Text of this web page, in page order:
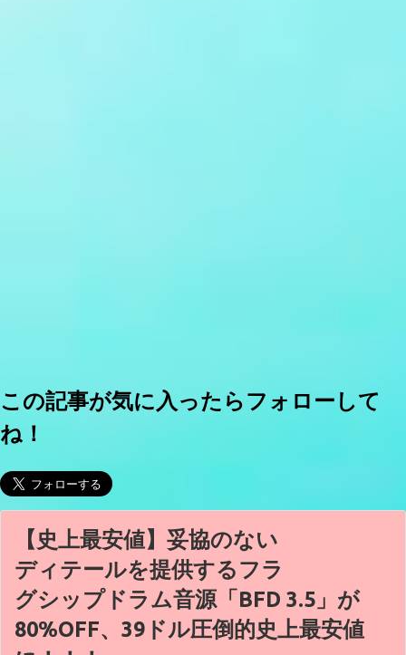
この記事が気に入ったらフォローして
ね！
【史上最安値】妥協のない
ディテールを提供するフラ
グシップドラム音源「BFD 3.5」が
80%OFF、39ドル圧倒的史上最安値